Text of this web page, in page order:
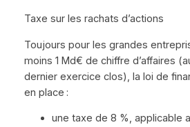
Taxe sur les rachats d’actions
Toujours pour les grandes
moins 1 Md€ de chiffre d’affaires
dernier exercice clos), la loi de
en place :
une taxe de 8 %, applicable